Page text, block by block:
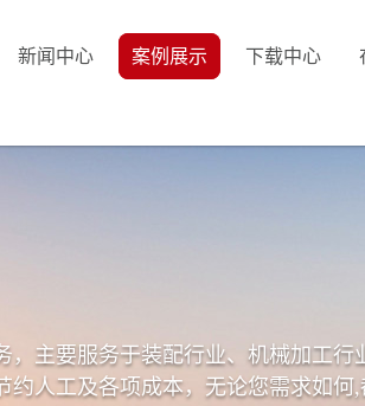
新闻中心 案例展示 下载中心
主要服务于装配行业、机械加工行
人工及各项成本，无论您需求如何